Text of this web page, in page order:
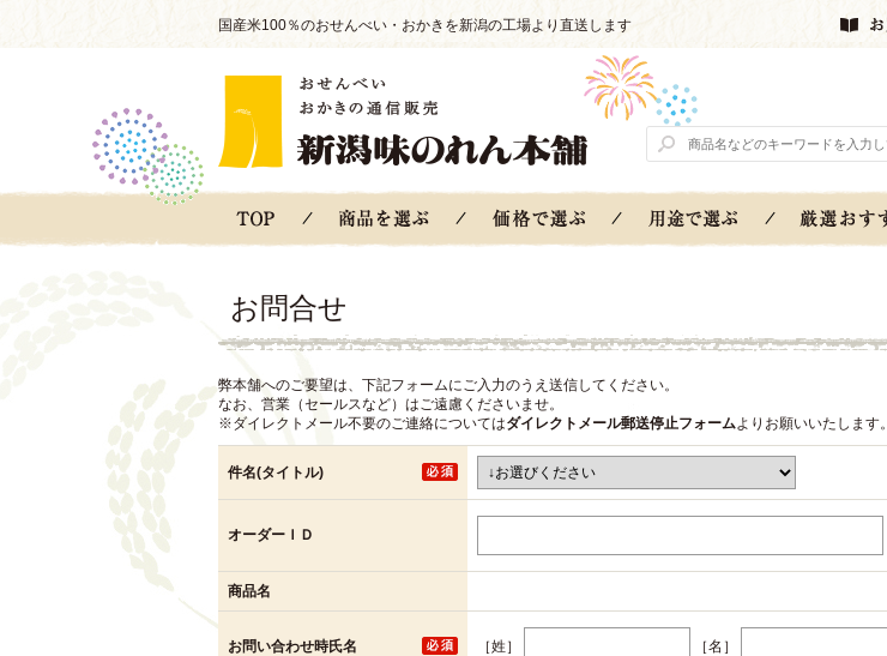
国産米100％のおせんべい・おかきを新潟の工場より直送します
お問合せ
弊本舗へのご要望は、下記フォームにご入力のうえ送信してください。
なお、営業（セールスなど）はご遠慮くださいませ。
※ダイレクトメール不要のご連絡についてはダイレクトメール郵送停止フォームよりお願いいたします。
件名(タイトル)
オーダーＩＤ
商品名
お問い合わせ時氏名 ［姓］ ［名］